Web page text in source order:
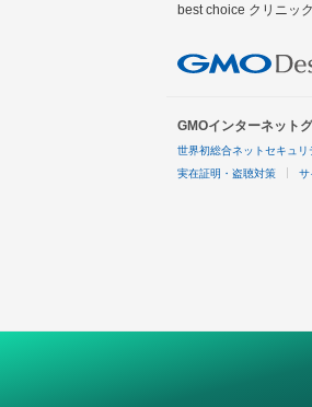
best choice クリニッ
GMOインターネット
世界初総合ネットセキュリ
実在証明・盗聴対策 サ